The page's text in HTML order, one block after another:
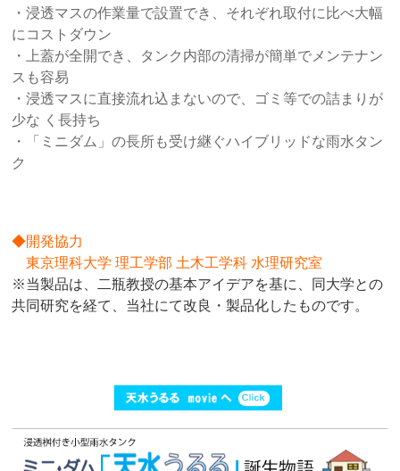
・浸透マスの作業量で設置でき、それぞれ取付に比べ大幅
にコストダウン
・上蓋が全開でき、タンク内部の清掃が簡単でメンテナン
スも容易
・浸透マスに直接流れ込まないので、ゴミ等での詰まりが
少な く長持ち
・「ミニダム」の長所も受け継ぐハイブリッドな雨水タン
ク
◆開発協力
東京理科大学 理工学部 土木工学科 水理研究室
※当製品は、二瓶教授の基本アイデアを基に、同大学との
共同研究を経て、当社にて改良・製品化したものです。